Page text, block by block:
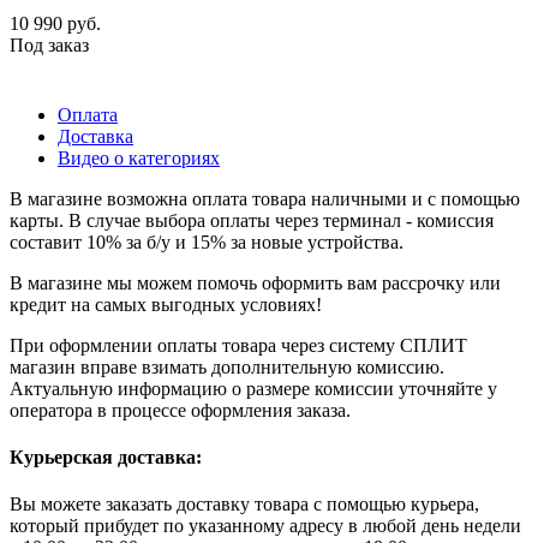
10 990 руб.
Под заказ
Оплата
Доставка
Видео о категориях
В магазине возможна оплата товара наличными и с помощью
карты. В случае выбора оплаты через терминал - комиссия
составит 10% за б/у и 15% за новые устройства.
В магазине мы можем помочь оформить вам рассрочку или
кредит на самых выгодных условиях!
При оформлении оплаты товара через систему СПЛИТ
магазин вправе взимать дополнительную комиссию.
Актуальную информацию о размере комиссии уточняйте у
оператора в процессе оформления заказа.
Курьерская доставка:
Вы можете заказать доставку товара с помощью курьера,
который прибудет по указанному адресу в любой день недели